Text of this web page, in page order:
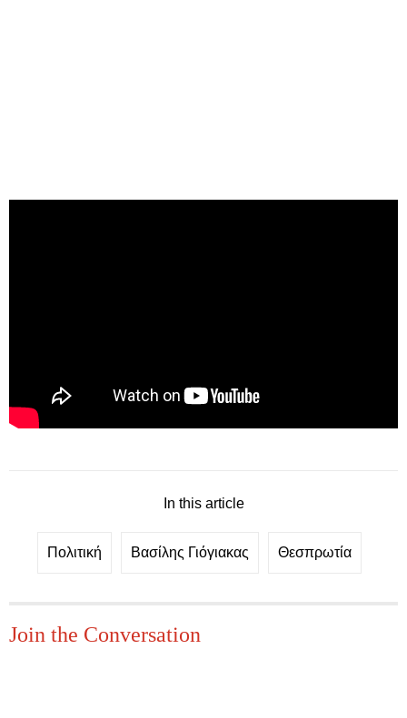
In this article
Πολιτική Βασίλης Γιόγιακας Θεσπρωτία
Join the Conversation